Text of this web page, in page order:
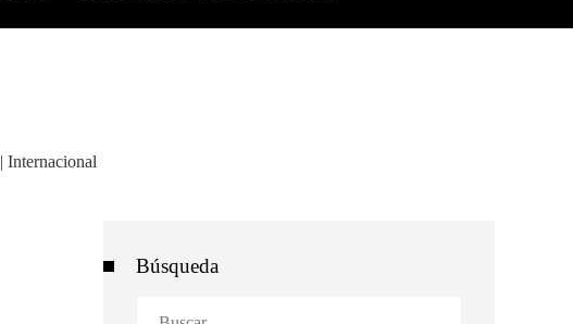
Búsqueda